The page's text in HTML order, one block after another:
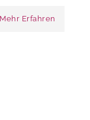
Mehr Erfahren